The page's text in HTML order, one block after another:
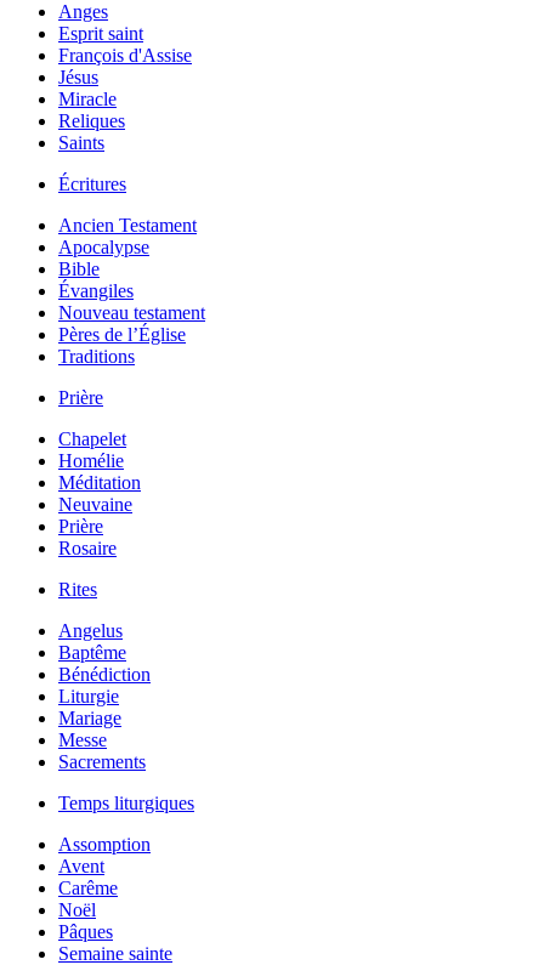
Anges
Esprit saint
François d'Assise
Jésus
Miracle
Reliques
Saints
Écritures
Ancien Testament
Apocalypse
Bible
Évangiles
Nouveau testament
Pères de l’Église
Traditions
Prière
Chapelet
Homélie
Méditation
Neuvaine
Prière
Rosaire
Rites
Angelus
Baptême
Bénédiction
Liturgie
Mariage
Messe
Sacrements
Temps liturgiques
Assomption
Avent
Carême
Noël
Pâques
Semaine sainte